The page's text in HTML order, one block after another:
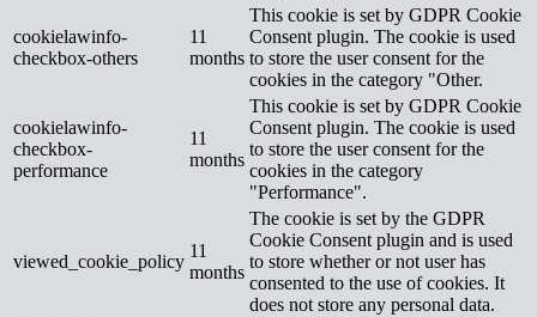
cookielawinfo-
checkbox-others
11
months
This cookie is set by GDPR Cookie
Consent plugin. The cookie is used
to store the user consent for the
cookies in the category "Other.
cookielawinfo-
checkbox-
performance
11
months
This cookie is set by GDPR Cookie
Consent plugin. The cookie is used
to store the user consent for the
cookies in the category
"Performance".
viewed_cookie_policy
11
months
The cookie is set by the GDPR
Cookie Consent plugin and is used
to store whether or not user has
consented to the use of cookies. It
does not store any personal data.